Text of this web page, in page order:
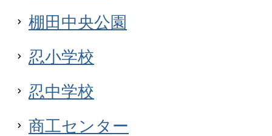
棚田中央公園
忍小学校
忍中学校
商工センター